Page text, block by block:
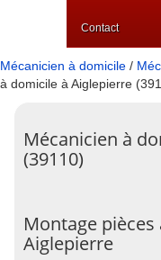
Contact
Mécanicien à domicile /
à domicile à Aiglepierre
Mécanicien à
(39110)
Montage
Aiglepierre